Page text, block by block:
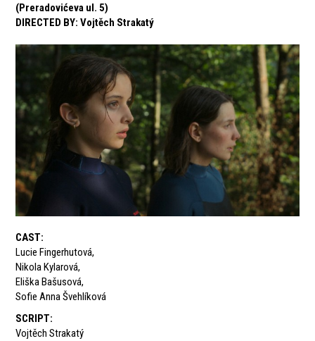
(Preradovićeva ul. 5)
DIRECTED BY: Vojtěch Strakatý
CAST:
Lucie Fingerhutová,
Nikola Kylarová,
Eliška Bašusová,
Sofie Anna Švehlíková
SCRIPT:
Vojtěch Strakatý